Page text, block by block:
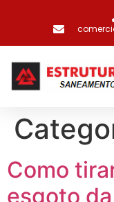
Como
esgoto